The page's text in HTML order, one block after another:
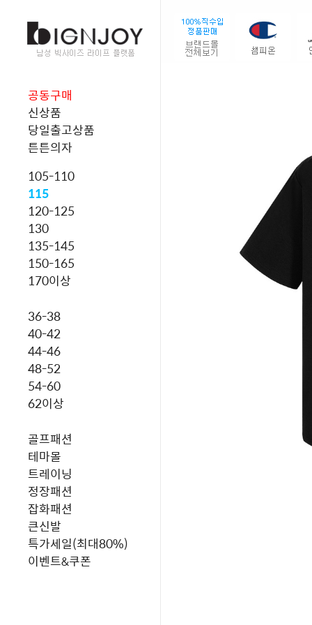
공동구매
신상품
당일출고상품
튼튼의자
105-110
115
120-125
130
135-145
150-165
170이상
36-38
40-42
44-46
48-52
54-60
62이상
골프패션
테마몰
트레이닝
정장패션
잡화패션
큰신발
특가세일(최대80%)
이벤트&쿠폰